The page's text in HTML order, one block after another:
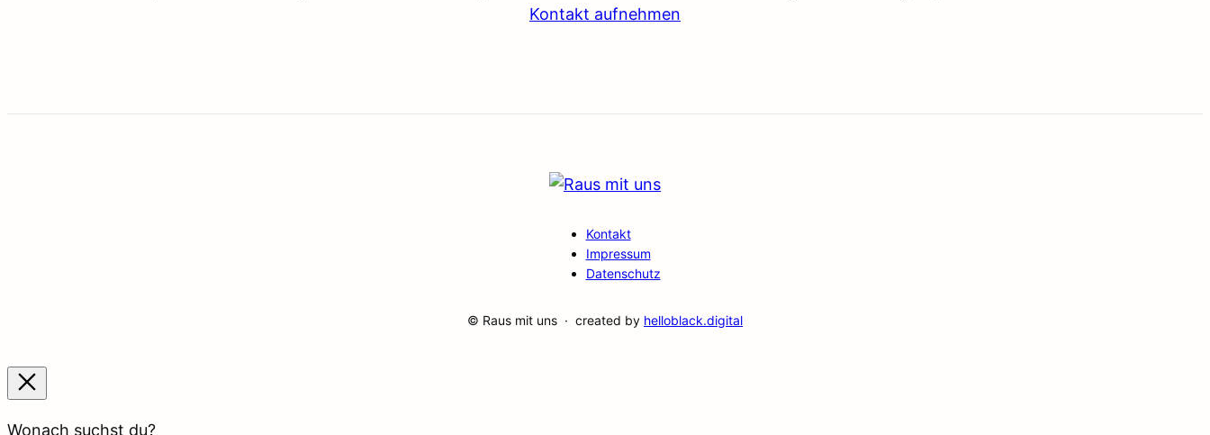
Kontakt aufnehmen
Kontakt
Impressum
Datenschutz
© Raus mit uns · created by helloblack.digital
Wonach suchst du?